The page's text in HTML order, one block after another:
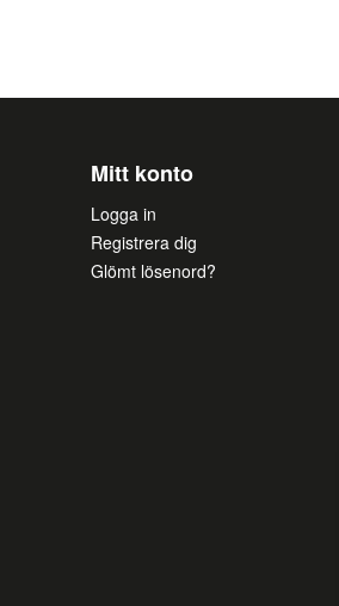
Mitt konto
Logga in
Registrera dig
Glömt lösenord?